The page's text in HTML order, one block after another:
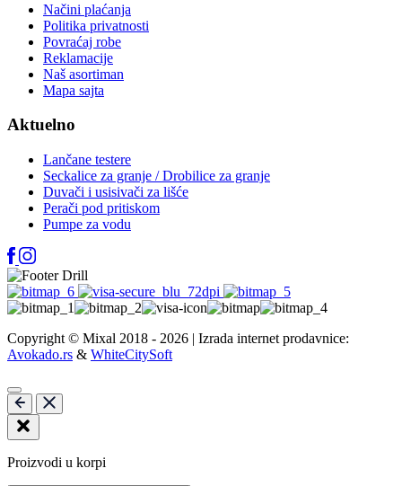
Načini plaćanja
Politika privatnosti
Povraćaj robe
Reklamacije
Naš asortiman
Mapa sajta
Aktuelno
Lančane testere
Seckalice za granje / Drobilice za granje
Duvači i usisivači za lišće
Perači pod pritiskom
Pumpe za vodu
Copyright © Mixal 2018 - 2026 | Izrada internet prodavnice:
Avokado.rs & WhiteCitySoft
Proizvodi u korpi